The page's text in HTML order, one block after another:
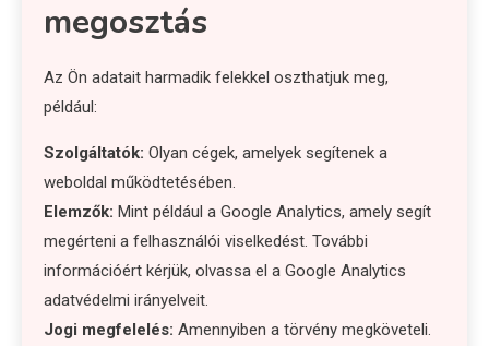
megosztás
Az Ön adatait harmadik felekkel oszthatjuk meg,
például:
Szolgáltatók: Olyan cégek, amelyek segítenek a
weboldal működtetésében.
Elemzők: Mint például a Google Analytics, amely segít
megérteni a felhasználói viselkedést. További
információért kérjük, olvassa el a Google Analytics
adatvédelmi irányelveit.
Jogi megfelelés: Amennyiben a törvény megköveteli.